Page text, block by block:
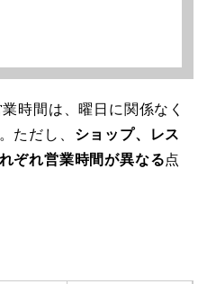
時間は、曜日に関係なく
ただし、 ショップ、レス
ぞれ営業時間が異なる点